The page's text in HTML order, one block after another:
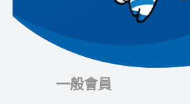
一般會員